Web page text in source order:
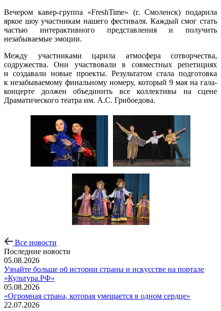
Вечером кавер-группа «FreshTime» (г. Смоленск) подарила
яркое шоу участникам нашего фестиваля. Каждый смог стать
частью интерактивного представления и получить
незабываемые эмоции.
Между участниками царила атмосфера сотворчества,
содружества. Они участвовали в совместных репетициях
и создавали новые проекты. Результатом стала подготовка
к незабываемому финальному номеру, который 9 мая на гала-
концерте должен объединить все коллективы на сцене
Драматического театра им. А.С. Грибоедова.
Все новости
Последние новости
05.08.2026
Узнайте больше об истории страны и искусстве на портале
«Культура.РФ»
05.08.2026
«Огромная страна, которая умещается в одном сердце»
22.07.2026